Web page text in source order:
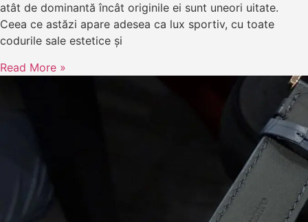
atât de dominantă încât originile ei sunt uneori uitate.
Ceea ce astăzi apare adesea ca lux sportiv, cu toate
codurile sale estetice și
Read More »